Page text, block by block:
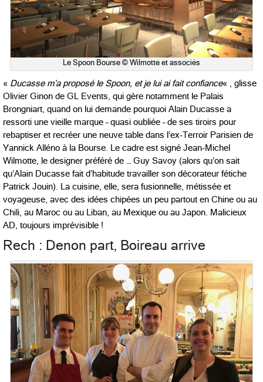
Le Spoon Bourse © Wilmotte et associés
« Ducasse m’a proposé le Spoon, et je lui ai fait confiance« , glisse
Olivier Ginon de GL Events, qui gère notamment le Palais
Brongniart, quand on lui demande pourquoi Alain Ducasse a
ressorti une vieille marque – quasi oubliée – de ses tiroirs pour
rebaptiser et recréer une neuve table dans l’ex-Terroir Parisien de
Yannick Alléno à la Bourse. Le cadre est signé Jean-Michel
Wilmotte, le designer préféré de … Guy Savoy (alors qu’on sait
qu’Alain Ducasse fait d’habitude travailler son décorateur fétiche
Patrick Jouin). La cuisine, elle, sera fusionnelle, métissée et
voyageuse, avec des idées chipées un peu partout en Chine ou au
Chili, au Maroc ou au Liban, au Mexique ou au Japon. Malicieux
AD, toujours imprévisible !
Rech : Denon part, Boireau arrive